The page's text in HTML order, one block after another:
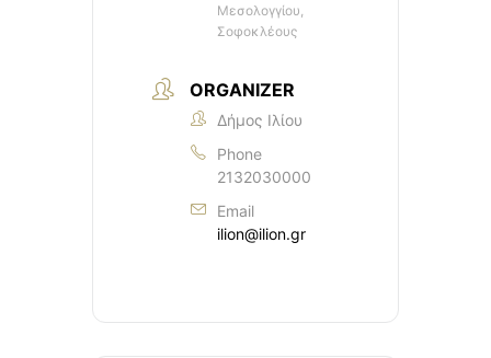
Μεσολογγίου,
Σοφοκλέους
ORGANIZER
Δήμος Ιλίου
Phone
2132030000
Email
ilion@ilion.gr